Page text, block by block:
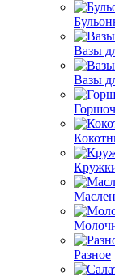
Вазы
Вазы
Разное